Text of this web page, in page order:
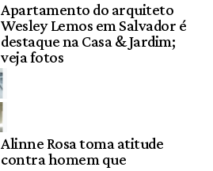
Apartamento do arquiteto
Wesley Lemos em Salvador é
destaque na Casa & Jardim;
veja fotos
Alinne Rosa toma atitude
contra homem que